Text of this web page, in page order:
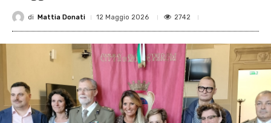
di Mattia Donati 12 Maggio 2026 2742